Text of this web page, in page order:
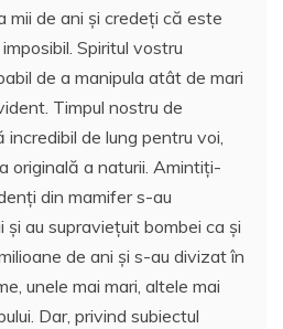
mii de ani și credeți că este
Spiritul vostru
de a manipula atât de mari
Timpul nostru de
de lung pentru voi,
originală a naturii. Amintiți-
din mamifer s-au
au supraviețuit bombei ca și
de ani și s-au divizat în
unele mai mari, altele mai
Dar, privind subiectul